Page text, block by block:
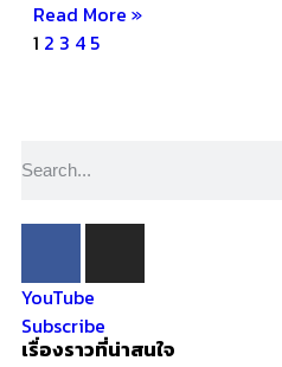
Read More »
1 2 3 4 5
YouTube
Subscribe
เรื่องราวที่น่าสนใจ